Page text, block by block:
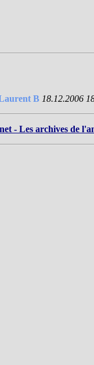
B 18.12.2006
- Les archives de